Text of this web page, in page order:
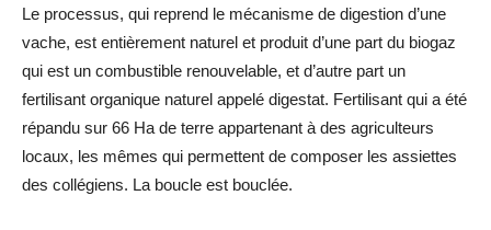
Le processus, qui reprend le mécanisme de digestion d’une
vache, est entièrement naturel et produit d’une part du biogaz
qui est un combustible renouvelable, et d’autre part un
fertilisant organique naturel appelé digestat. Fertilisant qui a été
répandu sur 66 Ha de terre appartenant à des agriculteurs
locaux, les mêmes qui permettent de composer les assiettes
des collégiens. La boucle est bouclée.